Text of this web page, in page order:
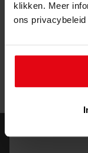
klikken. Meer
ons privacybeleid
unieke
Ga naar